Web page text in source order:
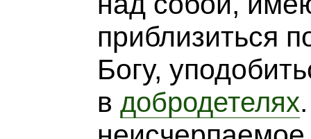
приблизиться
Богу,
в добродетелях